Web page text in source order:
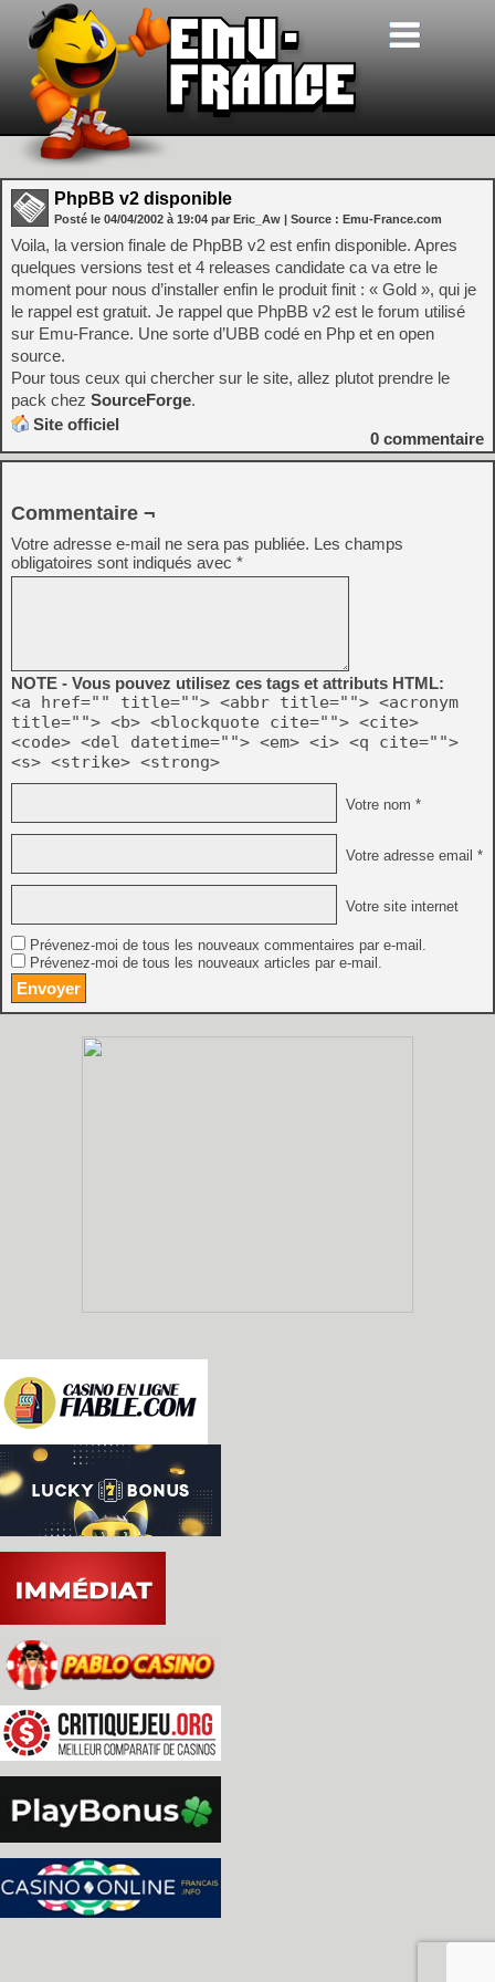
PhpBB v2 disponible
Posté le 04/04/2002 à 19:04 par Eric_Aw | Source : Emu-France.com
Voila, la version finale de PhpBB v2 est enfin disponible. Apres
quelques versions test et 4 releases candidate ca va etre le
moment pour nous d’installer enfin le produit finit : « Gold », qui je
le rappel est gratuit. Je rappel que PhpBB v2 est le forum utilisé
sur Emu-France. Une sorte d’UBB codé en Php et en open
source.
Pour tous ceux qui chercher sur le site, allez plutot prendre le
pack chez SourceForge.
Site officiel
0 commentaire
Commentaire ¬
Votre adresse e-mail ne sera pas publiée. Les champs
obligatoires sont indiqués avec *
NOTE - Vous pouvez utilisez ces tags et attributs HTML:
<a href="" title=""> <abbr title=""> <acronym
title=""> <b> <blockquote cite=""> <cite>
<code> <del datetime=""> <em> <i> <q cite="">
<s> <strike> <strong>
Votre nom *
Votre adresse email *
Votre site internet
Prévenez-moi de tous les nouveaux commentaires par e-mail.
Prévenez-moi de tous les nouveaux articles par e-mail.